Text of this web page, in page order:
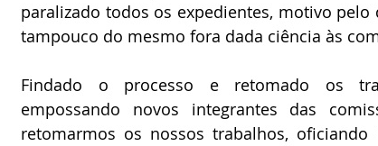
paralizado todos os expedientes, motivo
tampouco do mesmo fora dada ciência às
Findado o processo e retomado os
empossando novos integrantes das
retomarmos os nossos trabalhos,